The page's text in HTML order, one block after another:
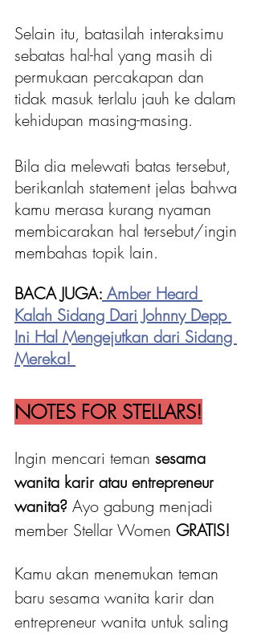
Selain itu, batasilah interaksimu
sebatas hal-hal yang masih di
permukaan percakapan dan
tidak masuk terlalu jauh ke dalam
kehidupan masing-masing.
Bila dia melewati batas tersebut,
berikanlah statement jelas bahwa
kamu merasa kurang nyaman
membicarakan hal tersebut/ingin
membahas topik lain.
BACA JUGA: Amber Heard
Kalah Sidang Dari Johnny Depp
Ini Hal Mengejutkan dari Sidang
Mereka!
NOTES FOR STELLARS!
Ingin mencari teman sesama
wanita karir atau entrepreneur
wanita? Ayo gabung menjadi
member Stellar Women GRATIS!
Kamu akan menemukan teman
baru sesama wanita karir dan
entrepreneur wanita untuk saling